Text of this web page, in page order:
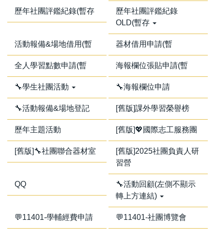
歷年社團評鑑紀錄(暫存
歷年社團評鑑紀錄
OLD(暫存
活動報備&場地借用(暫 器材借用申請(暫
全人學習點數申請(暫 海報欄位張貼申請(暫
🔧學生社團活動 🔧海報欄位申請
🔧活動報備&場地登記 [舊版]課外學習榮譽榜
歷年主題活動 [舊版]💖國際志工服務團
[舊版]🔧社團聯合器材室
[舊版]2025社團負責人研
習營
QQ
🔧活動回顧(左側不顯示
轉上方連結)
💬11401-學輔經費申請 💬11401-社團博覽會